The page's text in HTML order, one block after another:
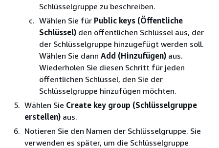
Schlüsselgruppe zu beschreiben.
Wählen Sie für Public keys (Öffentliche
Schlüssel) den öffentlichen Schlüssel aus, der
der Schlüsselgruppe hinzugefügt werden soll.
Wählen Sie dann Add (Hinzufügen) aus.
Wiederholen Sie diesen Schritt für jeden
öffentlichen Schlüssel, den Sie der
Schlüsselgruppe hinzufügen möchten.
Wählen Sie Create key group (Schlüsselgruppe
erstellen) aus.
Notieren Sie den Namen der Schlüsselgruppe. Sie
verwenden es später, um die Schlüsselgruppe